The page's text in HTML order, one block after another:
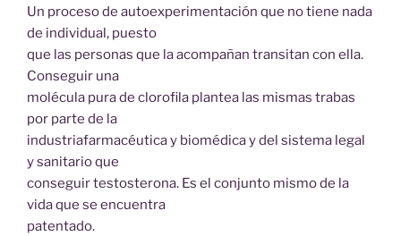
Un proceso de autoexperimentación que no tiene nada
de individual, puesto
que las personas que la acompañan transitan con ella.
Conseguir una
molécula pura de clorofila plantea las mismas trabas
por parte de la
industriafarmacéutica y biomédica y del sistema legal
y sanitario que
conseguir testosterona. Es el conjunto mismo de la
vida que se encuentra
patentado.